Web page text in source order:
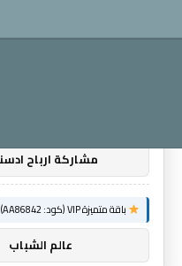
توصيات :
مشاركة ارباح
باقة متميزة VIP (كود: AA86842):
عالم الشباب